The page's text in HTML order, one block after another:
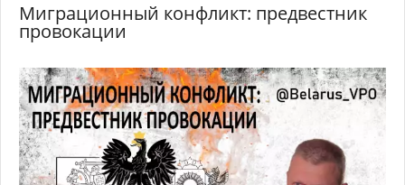
Миграционный конфликт: предвестник
провокации